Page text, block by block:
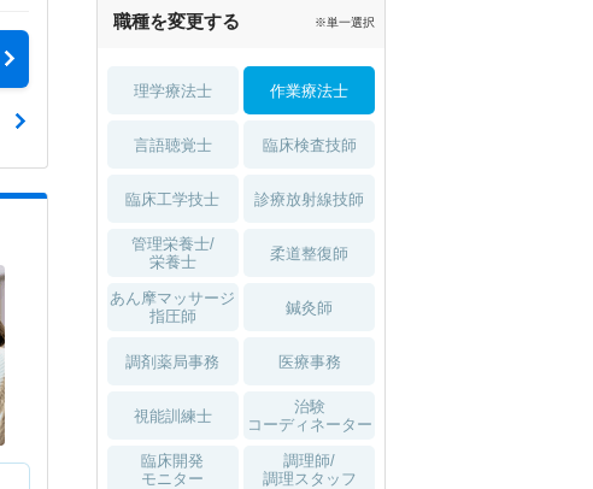
職種を変更する ※単一選択
理学療法士 作業療法士
言語聴覚士 臨床検査技師
臨床工学技士 診療放射線技師
管理栄養士/
栄養士
柔道整復師
あん摩マッサージ
指圧師
鍼灸師
調剤薬局事務 医療事務
視能訓練士
治験
コーディネーター
臨床開発
モニター
調理師/
調理スタッフ